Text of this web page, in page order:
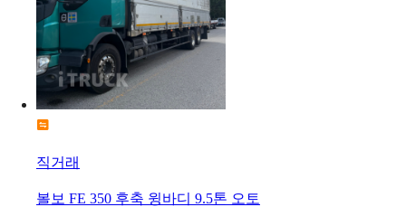
직거래
볼보 FE 350 후축 윙바디 9.5톤 오토